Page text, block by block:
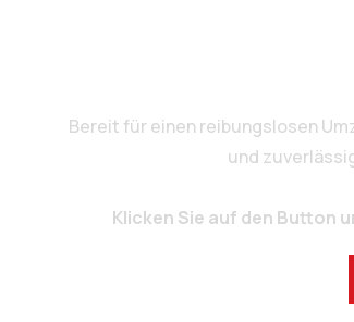
Bereit für einen reibungslosen
und
Klicken Sie auf den Button